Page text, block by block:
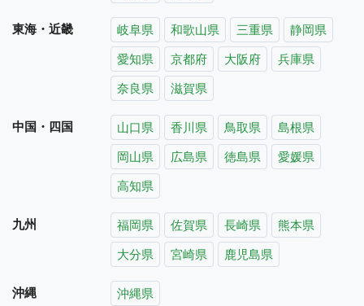
東海・近畿 岐阜県 和歌山県 三重県
静岡県
愛知県
京都府 大阪府
兵庫県
奈良県
滋賀県
中国・四国 山口県 香川県 鳥取県
島根県
岡山県
広島県 徳島県
愛媛県
高知県
九州 福岡県 佐賀県 長崎県
熊本県
大分県
宮崎県 鹿児島県
沖縄 沖縄県